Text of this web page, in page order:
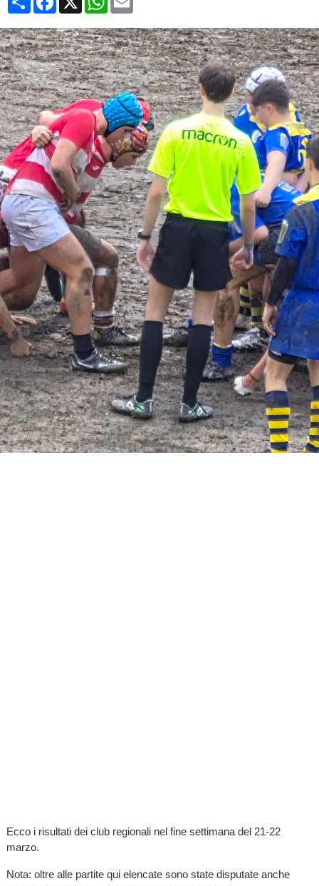
Ecco i risultati dei club regionali nel fine settimana del 21-22
marzo.
Nota: oltre alle partite qui elencate sono state disputate anche